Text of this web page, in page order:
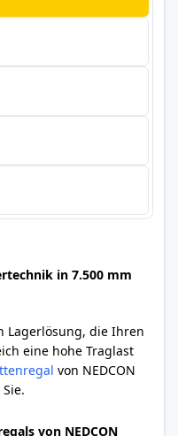
in 7.500 mm
Lagerlösung, die Ihren
eine hohe Traglast
von NEDCON
von NEDCON